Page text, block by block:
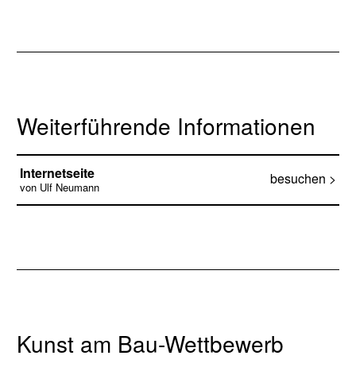
Weiterführende Informationen
Internetseite
von Ulf Neumann
besuchen >
Kunst am Bau-Wettbewerb